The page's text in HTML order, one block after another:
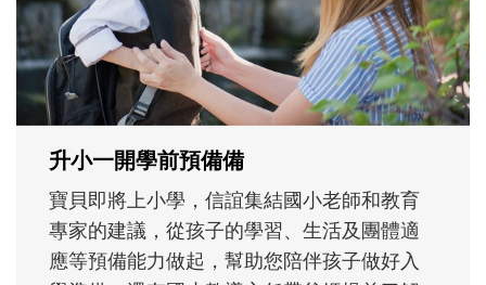
次「前所未有」的體驗中，跟著孩子一起長
大。從給予安全感的肢體遊戲，到獨立自
主、角色認同及解決問題的能力養成。爸爸
正嘗試用不同的模樣，參與孩子每個重要的